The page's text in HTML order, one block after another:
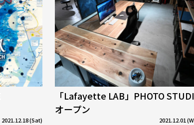
2021.12.18 (Sat)
「Lafayette LAB」PHOTO
オープン
2021.12.01